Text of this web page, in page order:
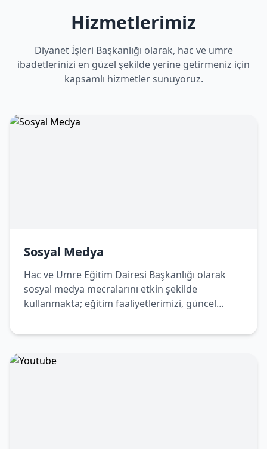
Hizmetlerimiz
Diyanet İşleri Başkanlığı olarak, hac ve umre
ibadetlerinizi en güzel şekilde yerine getirmeniz için
kapsamlı hizmetler sunuyoruz.
Sosyal Medya
Hac ve Umre Eğitim Dairesi Başkanlığı olarak
sosyal medya mecralarını etkin şekilde
kullanmakta; eğitim faaliyetlerimizi, güncel
dijital platformlar üzerinden de
medya hesaplarımızdan takip ederek